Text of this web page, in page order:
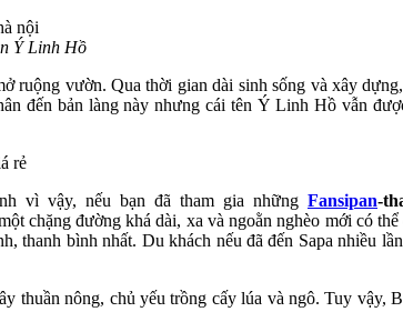
Ý Linh Hồ
vườn. Qua thời gian dài sinh sống và xây
đến bản làng này nhưng cái tên Ý Linh Hồ vẫn
vì vậy, nếu bạn đã tham gia những Fansipan-
chặng đường khá dài, xa và ngoằn nghèo mới có
bình nhất. Du khách nếu đã đến Sapa nhiều
nông, chủ yếu trồng cấy lúa và ngô. Tuy vậy,